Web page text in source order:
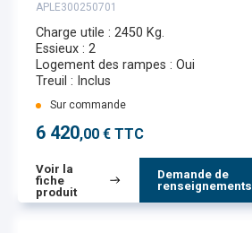
APLE300250701
Charge utile : 2450 Kg.
Essieux : 2
Logement des rampes : Oui
Treuil : Inclus
Sur commande
6 420,00 € TTC
Voir la
fiche
produit
Demande de
renseignements